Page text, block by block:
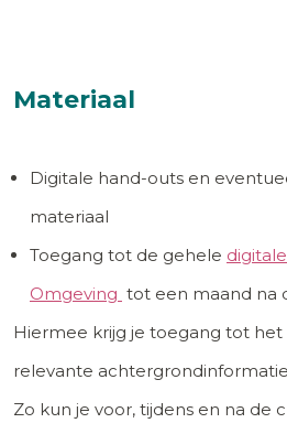
Materiaal
Digitale hand-outs en
materiaal
Toegang tot de gehele
Omgeving tot een maand na
Hiermee krijg je toegang tot het
relevante
Zo kun je voor, tijdens en na de